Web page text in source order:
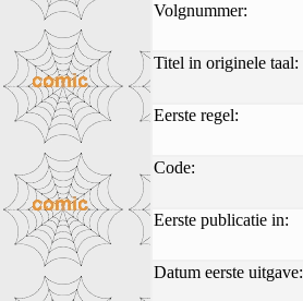
Volgnummer:
Titel in originele taal:
Eerste regel:
Code:
Eerste publicatie in:
Datum eerste uitgave: